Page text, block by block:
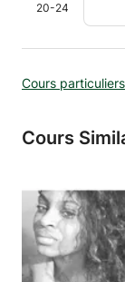
20-24
Cours particuliers
Cours